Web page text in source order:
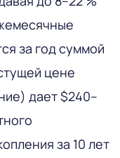
за год суммой
цене
дает $240–
за 10 лет